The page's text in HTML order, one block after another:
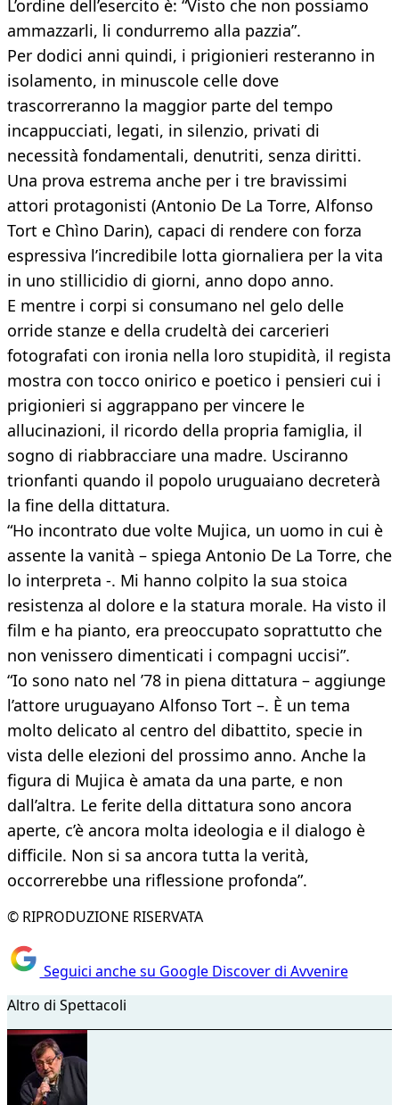
L’ordine dell’esercito è: “Visto che non possiamo
ammazzarli, li condurremo alla pazzia”.
Per dodici anni quindi, i prigionieri resteranno in
isolamento, in minuscole celle dove
trascorreranno la maggior parte del tempo
incappucciati, legati, in silenzio, privati di
necessità fondamentali, denutriti, senza diritti.
Una prova estrema anche per i tre bravissimi
attori protagonisti (Antonio De La Torre, Alfonso
Tort e Chìno Darin), capaci di rendere con forza
espressiva l’incredibile lotta giornaliera per la vita
in uno stillicidio di giorni, anno dopo anno.
E mentre i corpi si consumano nel gelo delle
orride stanze e della crudeltà dei carcerieri
fotografati con ironia nella loro stupidità, il regista
mostra con tocco onirico e poetico i pensieri cui i
prigionieri si aggrappano per vincere le
allucinazioni, il ricordo della propria famiglia, il
sogno di riabbracciare una madre. Usciranno
trionfanti quando il popolo uruguaiano decreterà
la fine della dittatura.
“Ho incontrato due volte Mujica, un uomo in cui è
assente la vanità – spiega Antonio De La Torre, che
lo interpreta -. Mi hanno colpito la sua stoica
resistenza al dolore e la statura morale. Ha visto il
film e ha pianto, era preoccupato soprattutto che
non venissero dimenticati i compagni uccisi”.
“Io sono nato nel ’78 in piena dittatura – aggiunge
l’attore uruguayano Alfonso Tort –. È un tema
molto delicato al centro del dibattito, specie in
vista delle elezioni del prossimo anno. Anche la
figura di Mujica è amata da una parte, e non
dall’altra. Le ferite della dittatura sono ancora
aperte, c’è ancora molta ideologia e il dialogo è
difficile. Non si sa ancora tutta la verità,
occorrerebbe una riflessione profonda”.
© RIPRODUZIONE RISERVATA
Seguici anche su Google Discover di Avvenire
Altro di Spettacoli